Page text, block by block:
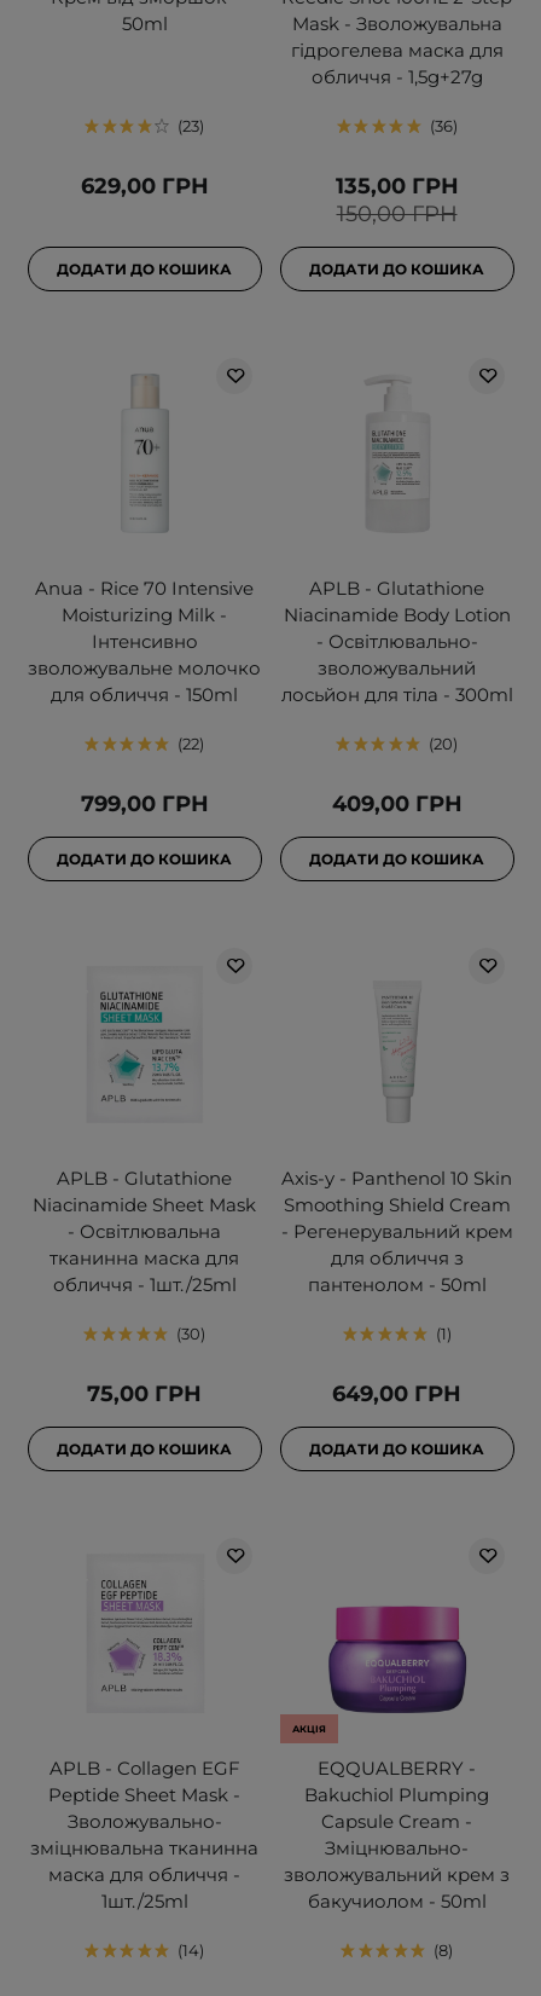
50ml
23
629,00 ГРН
ДОДАТИ ДО КОШИКА
Mask - Зволожувальна
гідрогелева маска для
обличчя - 1,5g+27g
36
150,00 ГРН
135,00 ГРН
ДОДАТИ ДО КОШИКА
Anua - Rice 70 Intensive
Moisturizing Milk -
Інтенсивно
зволожувальне молочко
для обличчя - 150ml
22
799,00 ГРН
ДОДАТИ ДО КОШИКА
APLB - Glutathione
Niacinamide Body Lotion
- Освітлювально-
зволожувальний
лосьйон для тіла - 300ml
20
409,00 ГРН
ДОДАТИ ДО КОШИКА
APLB - Glutathione
Niacinamide Sheet Mask
- Освітлювальна
тканинна маска для
обличчя - 1шт./25ml
30
75,00 ГРН
ДОДАТИ ДО КОШИКА
Axis-y - Panthenol 10 Skin
Smoothing Shield Cream
- Регенерувальний крем
для обличчя з
пантенолом - 50ml
1
649,00 ГРН
ДОДАТИ ДО КОШИКА
APLB - Collagen EGF
Peptide Sheet Mask -
Зволожувально-
зміцнювальна тканинна
маска для обличчя -
1шт./25ml
14
АКЦІЯ
EQQUALBERRY -
Bakuchiol Plumping
Capsule Cream -
Зміцнювально-
зволожувальний крем з
бакучиолом - 50ml
8